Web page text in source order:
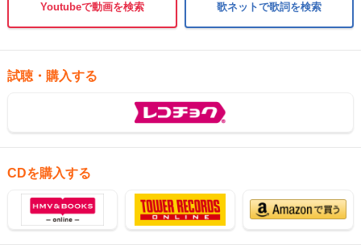
Youtubeで動画を検索 歌ネットで歌詞を検索
試聴・購入する
CDを購入する